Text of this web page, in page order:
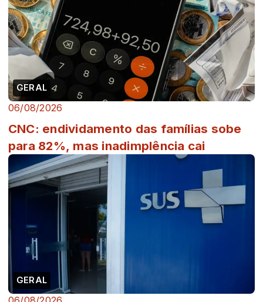
GERAL
06/08/2026
CNC: endividamento das famílias sobe
para 82%, mas inadimplência cai
GERAL